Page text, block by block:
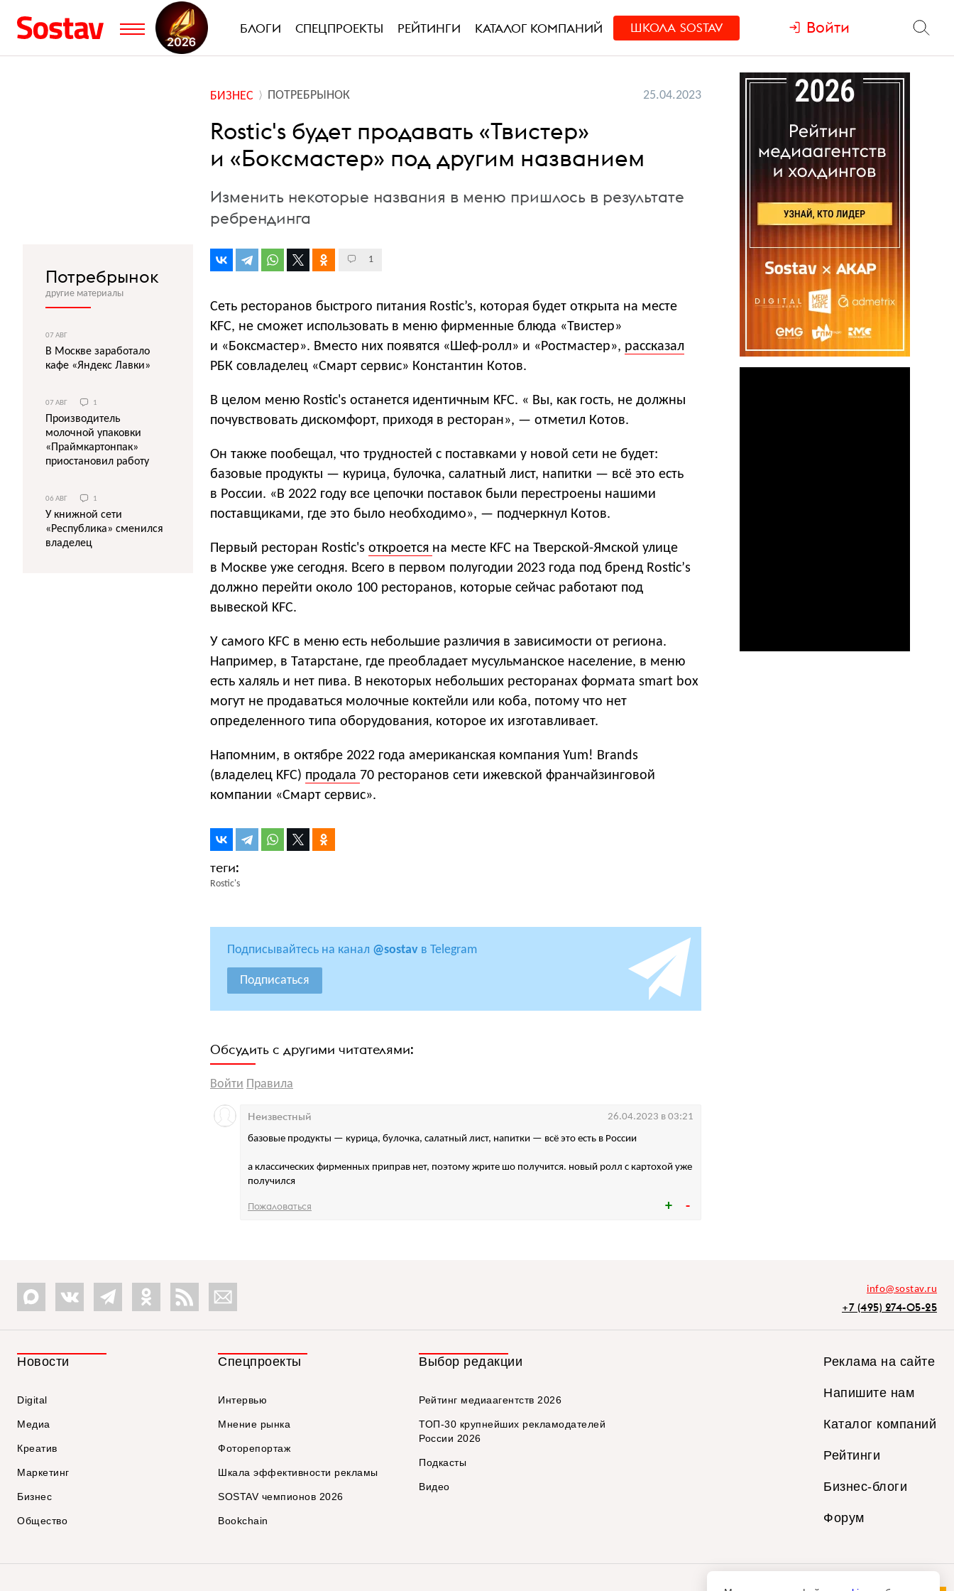
БЛОГИ СПЕЦПРОЕКТЫ РЕЙТИНГИ КАТАЛОГ КОМПАНИЙ ШКОЛА SOSTAV Войти
БИЗНЕС ПОТРЕБРЫНОК 25.04.2023
Rostic's будет продавать «Твистер»
и «Боксмастер» под другим названием
Изменить некоторые названия в меню пришлось в результате
ребрендинга
1
Сеть ресторанов быстрого питания Rostic’s, которая будет открыта на месте
KFC, не сможет использовать в меню фирменные блюда «Твистер»
и «Боксмастер». Вместо них появятся «Шеф-ролл» и «Ростмастер», рассказал
РБК совладелец «Смарт сервис» Константин Котов.
В целом меню Rostic's останется идентичным KFC. « Вы, как гость, не должны
почувствовать дискомфорт, приходя в ресторан», — отметил Котов.
Он также пообещал, что трудностей с поставками у новой сети не будет:
базовые продукты — курица, булочка, салатный лист, напитки — всё это есть
в России. «В 2022 году все цепочки поставок были перестроены нашими
поставщиками, где это было необходимо», — подчеркнул Котов.
Первый ресторан Rostic's откроется на месте KFC на Тверской-Ямской улице
в Москве уже сегодня. Всего в первом полугодии 2023 года под бренд Rostiс’s
должно перейти около 100 ресторанов, которые сейчас работают под
вывеской KFC.
У самого KFC в меню есть небольшие различия в зависимости от региона.
Например, в Татарстане, где преобладает мусульманское население, в меню
есть халяль и нет пива. В некоторых небольших ресторанах формата smart box
могут не продаваться молочные коктейли или коба, потому что нет
определенного типа оборудования, которое их изготавливает.
Напомним, в октябре 2022 года американская компания Yum! Brands
(владелец KFC) продала 70 ресторанов сети ижевской франчайзинговой
компании «Смарт cервис».
Rostic's
Подписывайтесь на канал @sostav в Telegram
Подписаться
Обсудить с другими читателями:
Войти Правила
базовые продукты — курица, булочка, салатный лист, напитки — всё это есть в России
а классических фирменных приправ нет, поэтому жрите шо получится. новый ролл с картохой уже
получился
Неизвестный 26.04.2023 в 03:21
Пожаловаться
Потребрынок
другие материалы
07 АВГ
В Москве заработало
кафе «Яндекс Лавки»
07 АВГ 1
Производитель
молочной упаковки
«Праймкартонпак»
приостановил работу
06 АВГ 1
У книжной сети
«Республика» сменился
владелец
info@sostav.ru
+7 (495) 274-05-25
Новости
Digital
Медиа
Креатив
Маркетинг
Бизнес
Общество
Спецпроекты
Интервью
Мнение рынка
Фоторепортаж
Шкала эффективности рекламы
SOSTAV чемпионов 2026
Bookchain
Выбор редакции
Рейтинг медиаагентств 2026
ТОП-30 крупнейших рекламодателей
России 2026
Подкасты
Видео
Реклама на сайте
Напишите нам
Каталог компаний
Рейтинги
Бизнес-блоги
Форум